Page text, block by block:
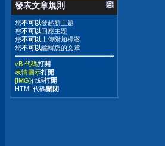
發表文章規則
您不可以發起新主題
您不可以回應主題
您不可以 上傳附加檔案
您不可以編輯您的文章
vB 代碼打開
表情圖示打開
[IMG]代碼打開
HTML代碼關閉